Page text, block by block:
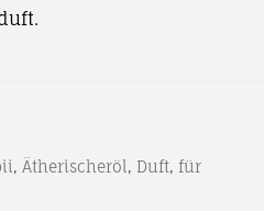
, Ätherischeröl , Duft, für